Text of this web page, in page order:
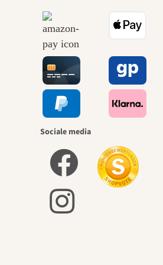
Sociale media